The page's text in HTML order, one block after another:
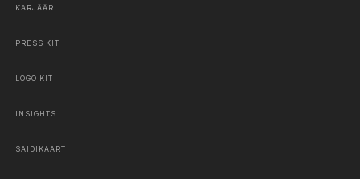
KARJÄÄR
PRESS KIT
LOGO KIT
INSIGHTS
SAIDIKAART